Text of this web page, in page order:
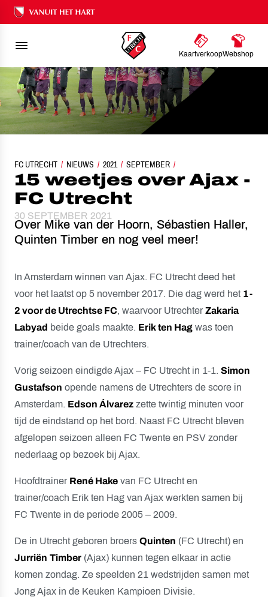
Ons nalatenschap
KaartverkoopWebshop
FC UTRECHT NIEUWS 2021 SEPTEMBER
15 WEETJES OVER AJAX - FC UTRECHT
15 weetjes over Ajax -
FC Utrecht
30 SEPTEMBER 2021
Over Mike van der Hoorn, Sébastien Haller,
Quinten Timber en nog veel meer!
In Amsterdam winnen van Ajax. FC Utrecht deed het
voor het laatst op 5 november 2017. Die dag werd het 1-
2 voor de Utrechtse FC, waarvoor UtrechterZakaria
Labyad beide goals maakte. Erik ten Hag was toen
trainer/coach van de Utrechters.
Vorig seizoen eindigde Ajax – FC Utrecht in 1-1. Simon
Gustafson opende namens de Utrechters de score in
Amsterdam. Edson Álvarez zette twintig minuten voor
tijd de eindstand op het bord. Naast FC Utrecht bleven
afgelopen seizoen alleen FC Twente en PSV zonder
nederlaag op bezoek bij Ajax.
Hoofdtrainer René Hake van FC Utrecht en
trainer/coach Erik ten Hag van Ajax werkten samen bij
FC Twente in de periode 2005 – 2009.
De in Utrecht geboren broers Quinten (FC Utrecht) en
Jurriën Timber (Ajax) kunnen tegen elkaar in actie
komen zondag. Ze speelden 21 wedstrijden samen met
Jong Ajax in de Keuken Kampioen Divisie.